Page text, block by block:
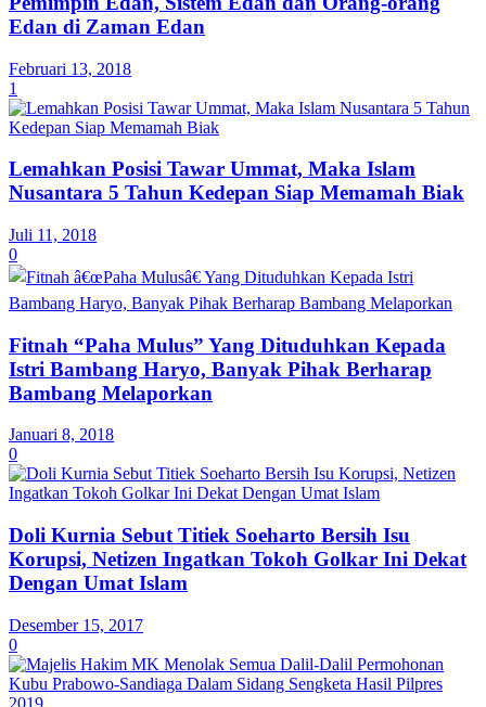
Edan di Zaman Edan
Februari 13, 2018
1
Lemahkan Posisi Tawar Ummat, Maka Islam
Nusantara 5 Tahun Kedepan Siap Memamah Biak
Juli 11, 2018
0
Fitnah “Paha Mulus” Yang Dituduhkan Kepada
Istri Bambang Haryo, Banyak Pihak Berharap
Bambang Melaporkan
Januari 8, 2018
0
Doli Kurnia Sebut Titiek Soeharto Bersih Isu
Korupsi, Netizen Ingatkan Tokoh Golkar Ini Dekat
Dengan Umat Islam
Desember 15, 2017
0